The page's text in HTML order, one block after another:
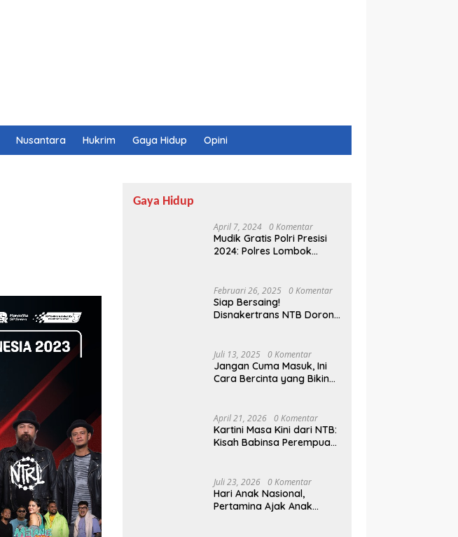
Nusantara Hukrim Gaya Hidup Opini
Gaya Hidup
April 7, 2024 0 Komentar
Mudik Gratis Polri Presisi
2024: Polres Lombok
Februari 26, 2025 0 Komentar
Siap Bersaing!
Disnakertrans NTB Dorong
Juli 13, 2025 0 Komentar
Jangan Cuma Masuk, Ini
Cara Bercinta yang Bikin
April 21, 2026 0 Komentar
Kartini Masa Kini dari NTB:
Kisah Babinsa Perempuan
Juli 23, 2026 0 Komentar
Hari Anak Nasional,
Pertamina Ajak Anak